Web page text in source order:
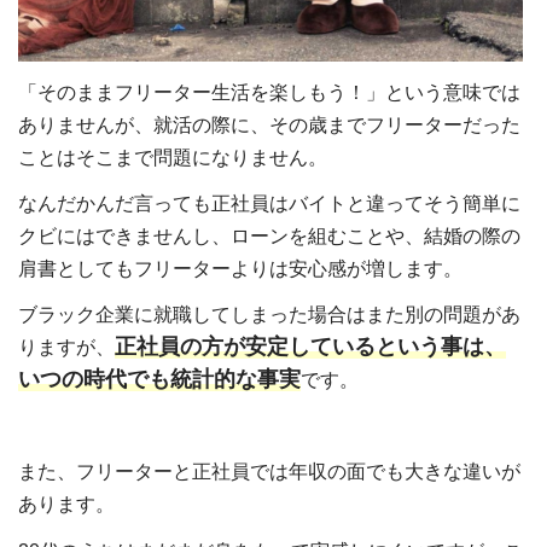
「そのままフリーター生活を楽しもう！」という意味では
ありませんが、就活の際に、その歳までフリーターだった
ことはそこまで問題になりません。
なんだかんだ言っても正社員はバイトと違ってそう簡単に
クビにはできませんし、ローンを組むことや、結婚の際の
肩書としてもフリーターよりは安心感が増します。
ブラック企業に就職してしまった場合はまた別の問題があ
りますが、 正社員の方が安定しているという事は、
いつの時代でも統計的な事実です。
また、フリーターと正社員では年収の面でも大きな違いが
あります。